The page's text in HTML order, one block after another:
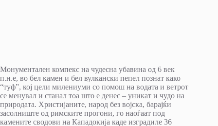
Монументален компекс на чудесна убавина од 6 век
п.н.е, во бел камен и бел вулкански пепел познат како
“туф”, кој цели милениуми со помош на водата и ветрот
се менувал и станал тоа што е денес – уникат и чудо на
природата. Христијаните, народ без војска, барајќи
засолниште од римските прогони, го наоѓаат под
камените сводови на Кападокија каде изградиле 36